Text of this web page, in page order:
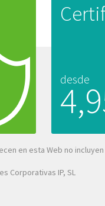
desde
en esta Web no incluyen
Corporativas IP, SL